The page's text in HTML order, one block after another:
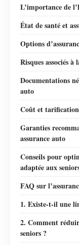
L’importance de
État de santé et
Options
Risques associés
Documentations
auto
Coût et tarification
Garanties
assurance auto
Conseils pour
adaptée aux
FAQ sur
1. Existe-t-il une
2. Comment
seniors ?